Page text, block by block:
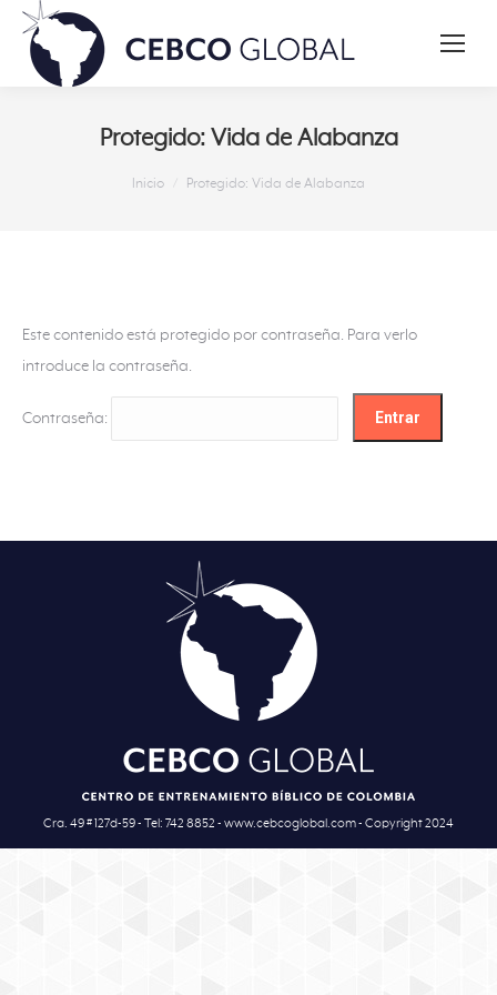
Protegido: Vida de Alabanza
Inicio Protegido: Vida de Alabanza
Este contenido está protegido por contraseña. Para verlo
introduce la contraseña.
Contraseña:
Cra. 49 # 127d-59 - Tel: 742 8852 - www.cebcoglobal.com - Copyright 2024